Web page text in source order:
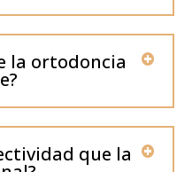
la ortodoncia
que la